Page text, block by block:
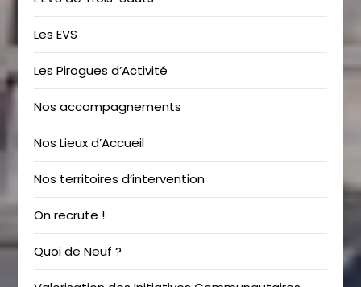
Les EVS
Les Pirogues d’Activité
Nos accompagnements
Nos Lieux d’Accueil
Nos territoires d’intervention
On recrute !
Quoi de Neuf ?